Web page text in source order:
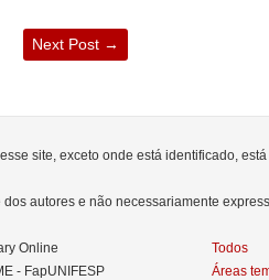
Next Post →
site, exceto onde está identificado,
autores e não necessariamente
Online
- FapUNIFESP
Todos
Áreas